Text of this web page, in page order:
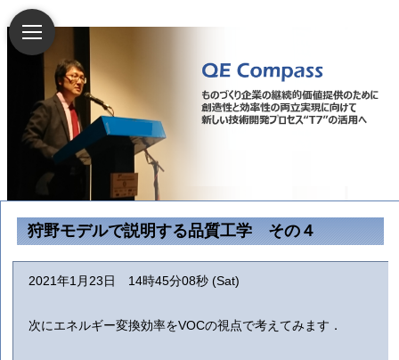
狩野モデルで説明する品質工学 その４
2021年1月23日 14時45分08秒 (Sat)
次にエネルギー変換効率をVOCの視点で考えてみます．